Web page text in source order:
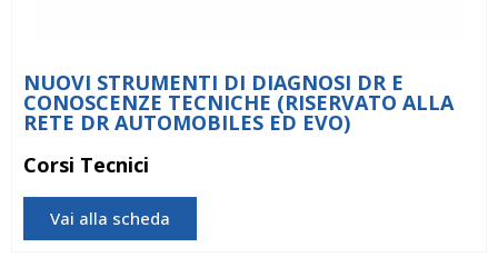
NUOVI STRUMENTI DI DIAGNOSI DR E
CONOSCENZE TECNICHE (RISERVATO ALLA
RETE DR AUTOMOBILES ED EVO)
Corsi Tecnici
Vai alla scheda